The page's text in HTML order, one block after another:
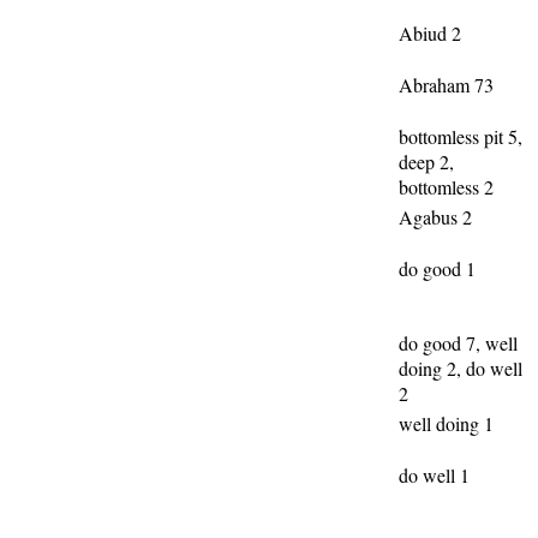
Abiud 2
Abraham 73
bottomless pit 5,
deep 2,
bottomless 2
Agabus 2
do good 1
do good 7, well
doing 2, do well
2
well doing 1
do well 1